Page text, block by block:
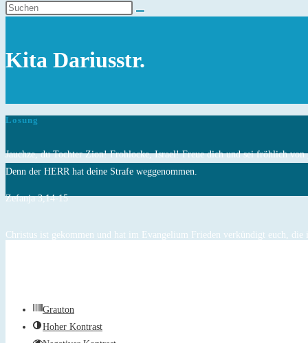
Kita Dariusstr.
Losung
Jauchze, du Tochter Zion! Frohlocke, Israel! Freue dich und sei fröhlich von
Denn der HERR hat deine Strafe weggenommen.
Zefanja 3,14-15
Christus ist gekommen und hat im Evangelium Frieden verkündigt euch,
Grauton
Hoher Kontrast